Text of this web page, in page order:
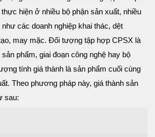
hiện ở nhiều bộ phận sản xuất, nhiều
các doanh nghiệp khai thác, dệt
may mặc. Đối tượng tập hợp CPSX là
phẩm, giai đoạn công nghệ hay bộ
tính giá thành là sản phẩm cuối cùng
Theo phương pháp này, giá thành sản
sau: